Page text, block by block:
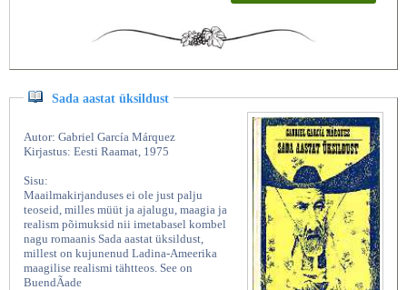
Sada aastat üksildust
Autor: Gabriel García Márquez
Kirjastus: Eesti Raamat, 1975
Sisu:
Maailmakirjanduses ei ole just palju
teoseid, milles müüt ja ajalugu, maagia ja
realism põimuksid nii imetabasel kombel
nagu romaanis Sada aastat üksildust,
millest on kujunenud Ladina-Ameerika
maagilise realismi tähtteos. See on
BuendÃade